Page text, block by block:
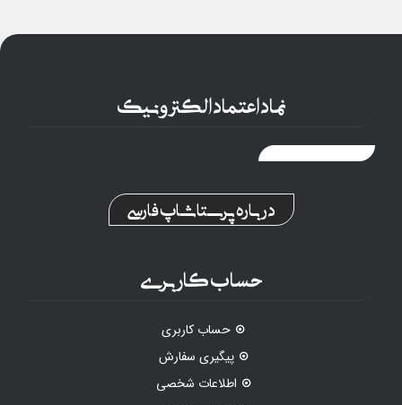
نماد اعتماد الکترونیک
درباره پرستاشاپ فارسی
حساب کاربری
حساب کاربری
پیگیری سفارش
اطلاعات شخصی